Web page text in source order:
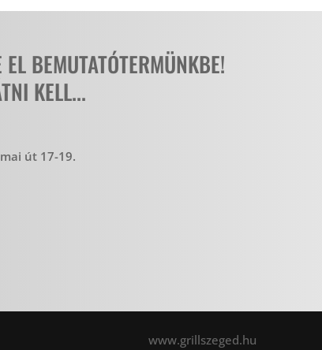
EL BEMUTATÓTERMÜNKBE!
KELL...
út 17-19.
www.grillszeged.hu